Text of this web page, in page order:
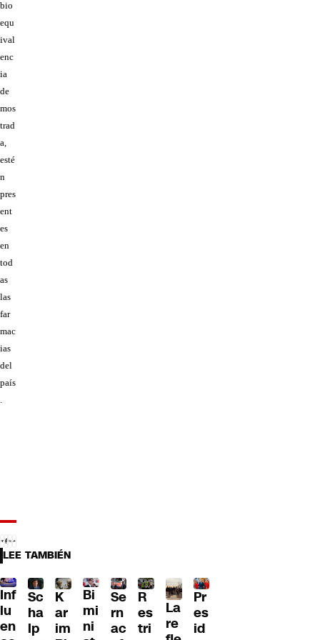
bio
equ
ival
enc
ia
de
mos
trad
a,
esté
n
pres
ent
es
en
tod
as
las
far
mac
ias
del
país
.
LEE TAMBIÉN
Inf
lu
en
Sc
ha
lp
K
ar
im
Bi
mi
ni
Se
rn
ac
R
es
tri
La
re
Pr
es
id